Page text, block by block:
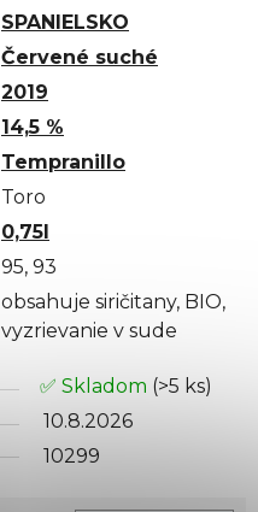
SPANIELSKO
Červené suché
2019
14,5 %
Tempranillo
Toro
0,75l
95, 93
obsahuje siričitany, BIO,
vyzrievanie v sude
✅ Skladom (>5 ks)
10.8.2026
10299